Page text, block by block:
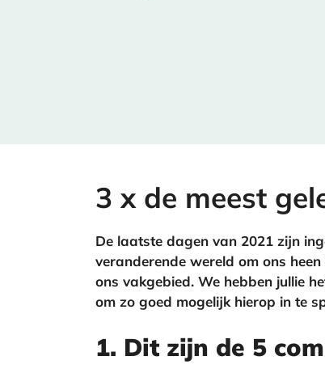
3 x de meest
De laatste dagen van 2021 zijn
veranderende wereld om ons
ons vakgebied. We hebben jullie
om zo goed mogelijk hierop in te
1. Dit zijn de 5